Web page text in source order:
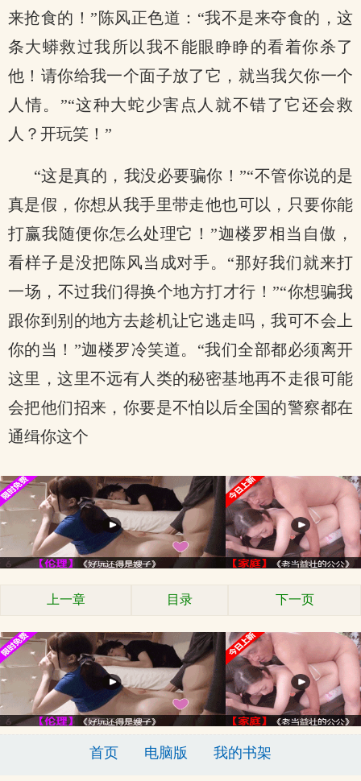
来抢食的！”陈风正色道：“我不是来夺食的，这
条大蟒救过我所以我不能眼睁睁的看着你杀了
他！请你给我一个面子放了它，就当我欠你一个
人情。”“这种大蛇少害点人就不错了它还会救
人？开玩笑！”
“这是真的，我没必要骗你！”“不管你说的是
真是假，你想从我手里带走他也可以，只要你能
打赢我随便你怎么处理它！”迦楼罗相当自傲，
看样子是没把陈风当成对手。“那好我们就来打
一场，不过我们得换个地方打才行！”“你想骗我
跟你到别的地方去趁机让它逃走吗，我可不会上
你的当！”迦楼罗冷笑道。“我们全部都必须离开
这里，这里不远有人类的秘密基地再不走很可能
会把他们招来，你要是不怕以后全国的警察都在
通缉你这个
上一章 目录 下一页
首页 电脑版 我的书架